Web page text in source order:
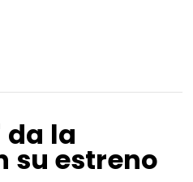
da la
su estreno